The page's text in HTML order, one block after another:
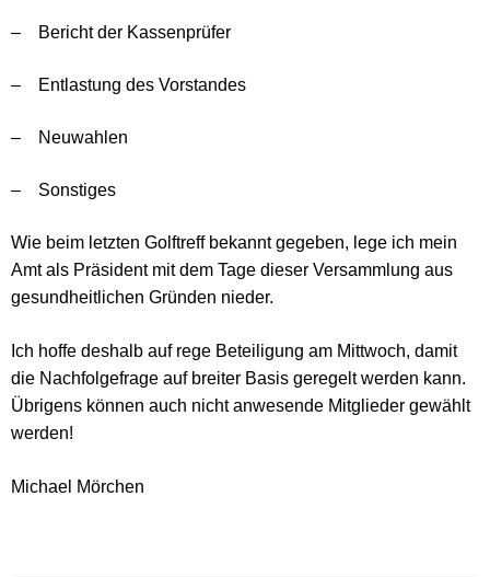
– Bericht der Kassenprüfer
– Entlastung des Vorstandes
– Neuwahlen
– Sonstiges
Wie beim letzten Golftreff bekannt gegeben, lege ich mein
Amt als Präsident mit dem Tage dieser Versammlung aus
gesundheitlichen Gründen nieder.
Ich hoffe deshalb auf rege Beteiligung am Mittwoch, damit
die Nachfolgefrage auf breiter Basis geregelt werden kann.
Übrigens können auch nicht anwesende Mitglieder gewählt
werden!
Michael Mörchen